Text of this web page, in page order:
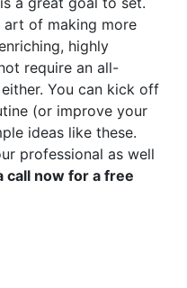
art of making more
highly
require an all-
You can kick off
(or improve your
ideas like these.
professional as well
call now for a free